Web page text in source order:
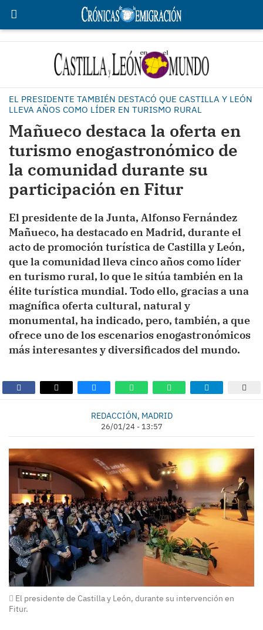
EL PRESIDENTE TAMBIÉN DESTACÓ QUE CASTILLA Y LEÓN
LLEVA AÑOS COMO LÍDER EN TURISMO RURAL
Mañueco destaca la oferta en
turismo enogastronómico de
la comunidad durante su
participación en Fitur
El presidente de la Junta, Alfonso Fernández
Mañueco, ha destacado en Madrid, durante el
acto de promoción turística de Castilla y León,
que la comunidad lleva cinco años como líder
en turismo rural, lo que le sitúa también en la
élite turística mundial. Todo ello, gracias a una
magnífica oferta cultural, natural y
monumental, ha indicado, pero, también, a que
ofrece uno de los escenarios enogastronómicos
más interesantes y diversificados del mundo.
REDACCIÓN, MADRID
26/01/24 - 13:57
El presidente de Castilla y León, durante su intervención en
Fitur.